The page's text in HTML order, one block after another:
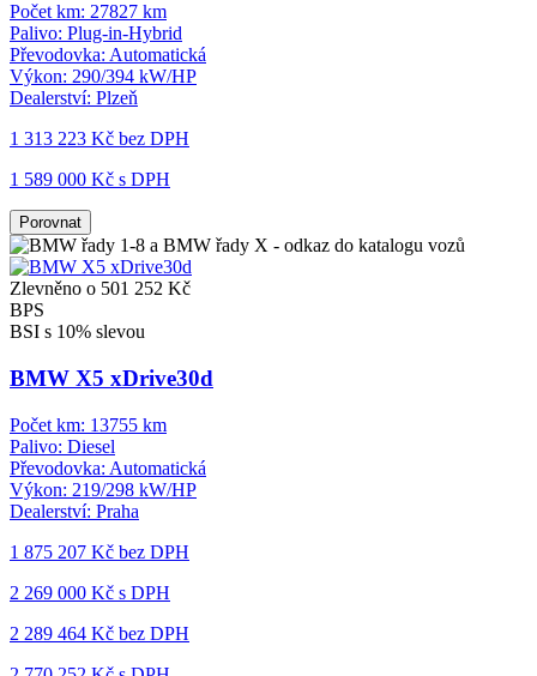
Počet km: 27827 km
Palivo: Plug-in-Hybrid
Převodovka: Automatická
Výkon: 290/394 kW/HP
Dealerství: Plzeň
1 313 223 Kč bez DPH
1 589 000 Kč s DPH
Porovnat
Zlevněno o 501 252 Kč
BPS
BSI s 10% slevou
BMW X5 xDrive30d
Počet km: 13755 km
Palivo: Diesel
Převodovka: Automatická
Výkon: 219/298 kW/HP
Dealerství: Praha
1 875 207 Kč bez DPH
2 269 000 Kč s DPH
2 289 464 Kč bez DPH